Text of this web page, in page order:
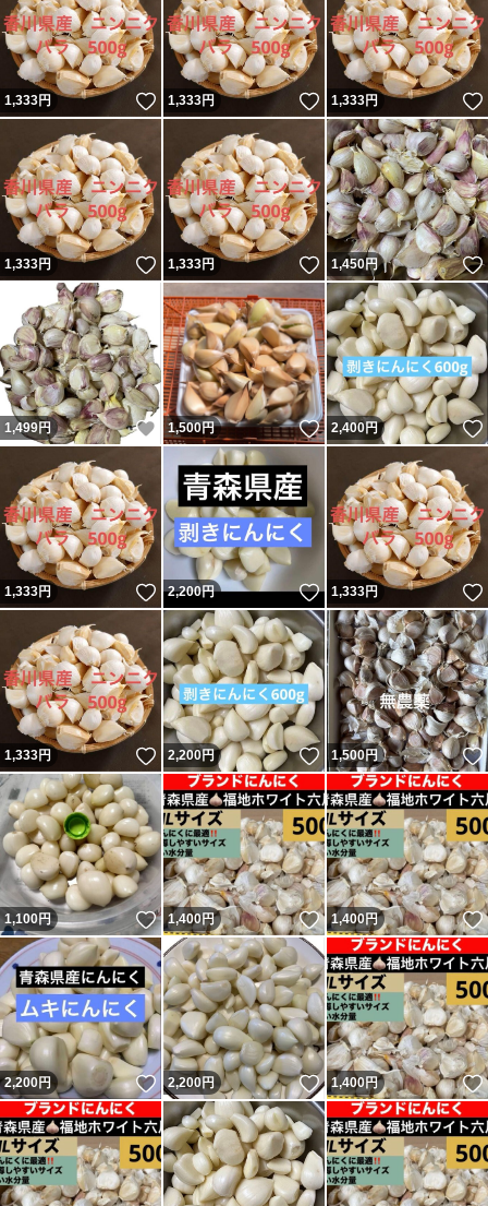
1,333円 いいね！
1,333円 いいね！
1,333円
1,333円 いいね！
1,333円 いいね！
1,450円
1,499円 いいね！
1,500円 いいね！
2,400円
1,333円 いいね！
2,200円 いいね！
1,333円
1,333円 いいね！
2,200円 いいね！
1,500円
1,100円 いいね！
1,400円 いいね！
1,400円
2,200円 いいね！
2,200円 いいね！
1,400円